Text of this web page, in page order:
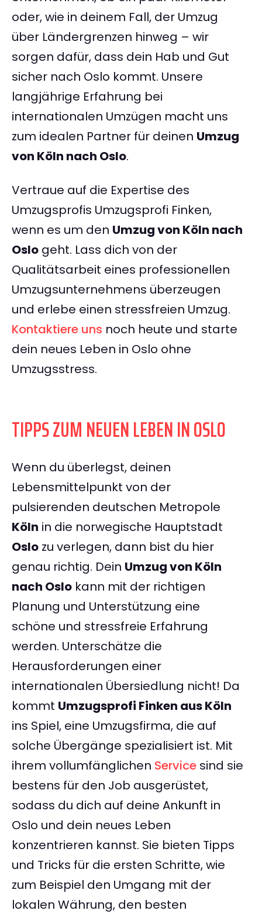
oder, wie in deinem Fall, der Umzug
über Ländergrenzen hinweg – wir
sorgen dafür, dass dein Hab und Gut
sicher nach Oslo kommt. Unsere
langjährige Erfahrung bei
internationalen Umzügen macht uns
zum idealen Partner für deinen Umzug
von Köln nach Oslo.
Vertraue auf die Expertise des
Umzugsprofis Umzugsprofi Finken,
wenn es um den Umzug von Köln nach
Oslo geht. Lass dich von der
Qualitätsarbeit eines professionellen
Umzugsunternehmens überzeugen
und erlebe einen stressfreien Umzug.
Kontaktiere uns noch heute und starte
dein neues Leben in Oslo ohne
Umzugsstress.
TIPPS ZUM NEUEN LEBEN IN OSLO
Wenn du überlegst, deinen
Lebensmittelpunkt von der
pulsierenden deutschen Metropole
Köln in die norwegische Hauptstadt
Oslo zu verlegen, dann bist du hier
genau richtig. Dein Umzug von Köln
nach Oslo kann mit der richtigen
Planung und Unterstützung eine
schöne und stressfreie Erfahrung
werden. Unterschätze die
Herausforderungen einer
internationalen Übersiedlung nicht! Da
kommt Umzugsprofi Finken aus Köln
ins Spiel, eine Umzugsfirma, die auf
solche Übergänge spezialisiert ist. Mit
ihrem vollumfänglichen Service sind sie
bestens für den Job ausgerüstet,
sodass du dich auf deine Ankunft in
Oslo und dein neues Leben
konzentrieren kannst. Sie bieten Tipps
und Tricks für die ersten Schritte, wie
zum Beispiel den Umgang mit der
lokalen Währung, den besten